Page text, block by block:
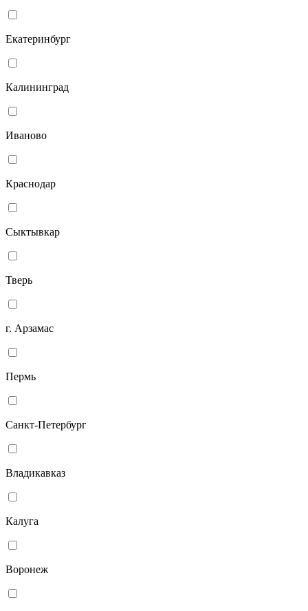
Екатеринбург
Калининград
Иваново
Краснодар
Сыктывкар
Тверь
г. Арзамас
Пермь
Санкт-Петербург
Владикавказ
Калуга
Воронеж